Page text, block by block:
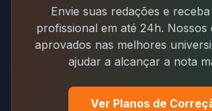
Envie suas redações e
profissional em até 24h. Nossos
aprovados nas melhores
ajudar a alcançar a nota
Ver Planos de